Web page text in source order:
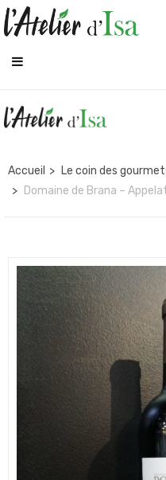
Accueil Le coin des
Domaine de Brana –